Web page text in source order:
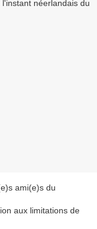
ami(e)s du
aux limitations de